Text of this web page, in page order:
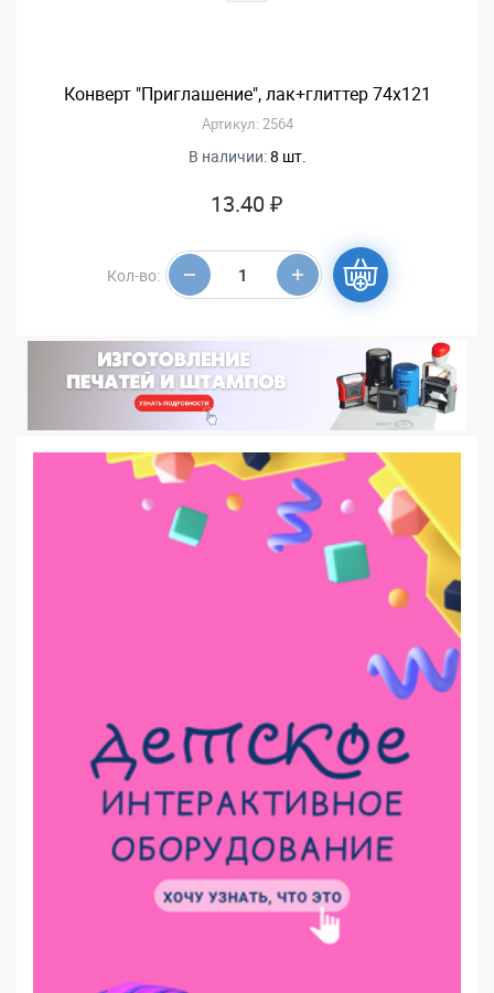
Конверт "Приглашение", лак+глиттер 74х121
Артикул: 2564
В наличии:8 шт.
13.40 ₽
Кол-во: